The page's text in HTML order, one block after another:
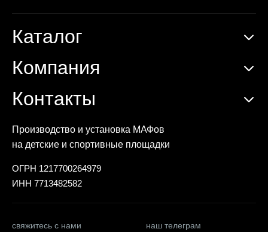
Производство и установка МАФов
на детские и спортивные площадки
ОГРН 1217700264979
ИНН 7713482582
свяжитесь с нами наш телеграм
Каталог
Компания
Контакты